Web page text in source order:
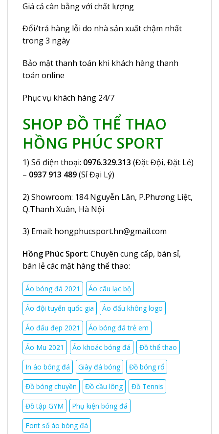
Giá cả cân bằng với chất lượng
Đổi/trả hàng lỗi do nhà sản xuất chậm nhất
trong 3 ngày
Bảo mật thanh toán khi khách hàng thanh
toán online
Phục vụ khách hàng 24/7
SHOP ĐỒ THỂ THAO
HỒNG PHÚC SPORT
1) Số điện thoại: 0976.329.313 (Đặt Đội, Đặt Lẻ)
– 0937 913 489(Sỉ Đại Lý)
2) Showroom: 184 Nguyễn Lân, P.Phương Liệt,
Q.Thanh Xuân, Hà Nội
3) Email: hongphucsport.hn@gmail.com
Hồng Phúc Sport: Chuyên cung cấp, bán sỉ,
bán lẻ các mặt hàng thể thao:
Áo bóng đá 2021 Áo câu lạc bộ
Áo đội tuyển quốc gia Áo đấu không logo
Áo đấu đẹp 2021 Áo bóng đá trẻ em
Áo Mu 2021 Áo khoác bóng đá Đồ thể thao
In áo bóng đá Giày đá bóng Đồ bóng rổ
Đồ bóng chuyền Đồ cầu lông Đồ Tennis
Đồ tập GYM Phụ kiện bóng đá
Font số áo bóng đá